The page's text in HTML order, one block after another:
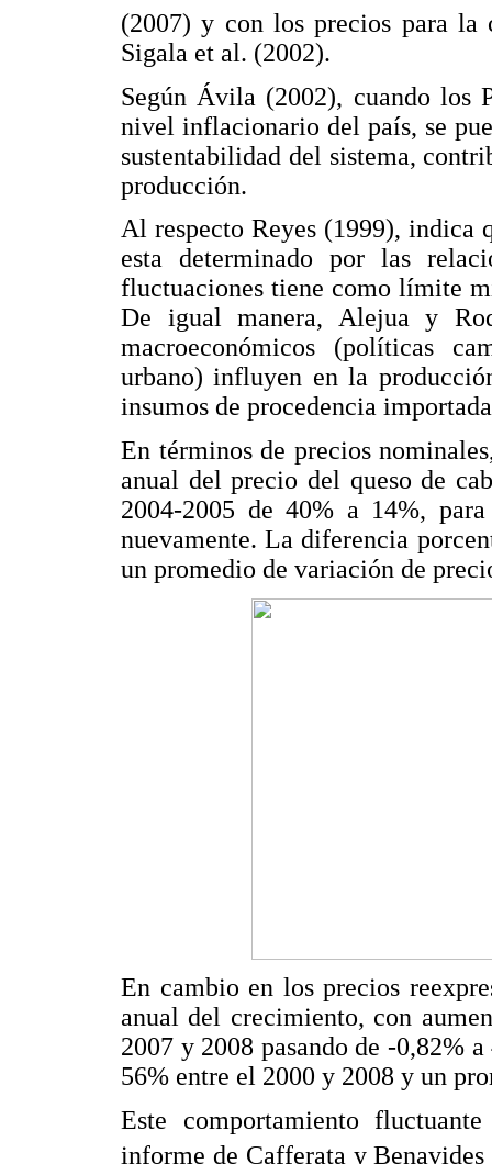
(2007) y con los precios para la
Sigala et al. (2002).
Según Ávila (2002), cuando los
nivel inflacionario del país, se
sustentabilidad del sistema,
producción.
Al respecto Reyes (1999), indica
esta determinado por las
fluctuaciones tiene como límite
De igual manera, Alejua y
macroeconómicos (políticas
urbano) influyen en la
insumos de procedencia
En términos de precios
anual del precio del queso de
2004-2005 de 40% a 14%,
nuevamente. La diferencia
un promedio de variación de
En cambio en los precios
anual del crecimiento, con
2007 y 2008 pasando de -0,82%
56% entre el 2000 y 2008 y un
Este comportamiento
informe de Cafferata y